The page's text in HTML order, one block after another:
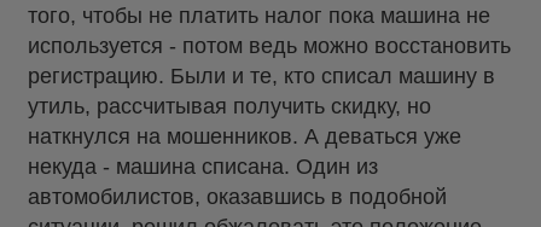
того, чтобы не платить налог пока машина не
используется - потом ведь можно восстановить
регистрацию. Были и те, кто списал машину в
утиль, рассчитывая получить скидку, но
наткнулся на мошенников. А деваться уже
некуда - машина списана. Один из
автомобилистов, оказавшись в подобной